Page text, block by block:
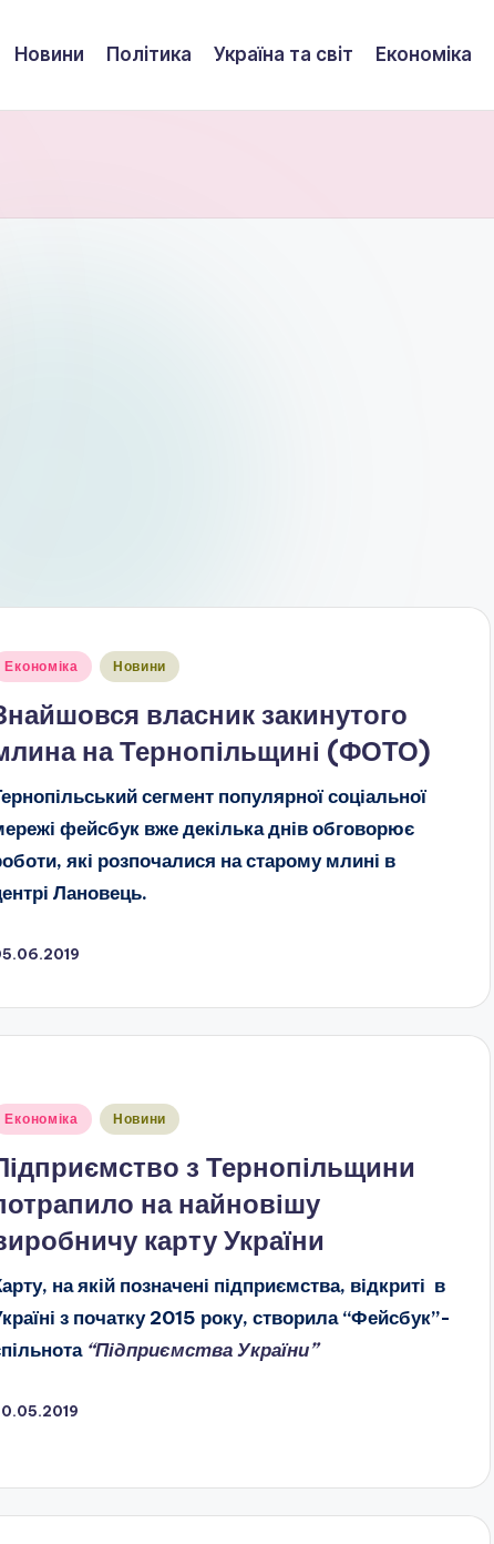
Новини Політика Україна та світ Економіка
Економіка Новини
власник закинутого
на Тернопільщині (ФОТО)
сегмент популярної соціальної
фейсбук вже декілька днів обговорює
які розпочалися на старому млині в
Лановець.
Економіка Новини
з Тернопільщини
на найновішу
карту України
на якій позначені підприємства, відкриті в
з початку 2015 року, створила “Фейсбук”-
“Підприємства України”